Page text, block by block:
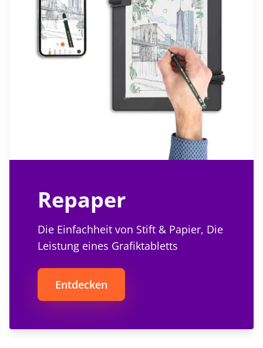
Repaper
Die Einfachheit von Stift & Papier, Die
Leistung eines Grafiktabletts
Entdecken